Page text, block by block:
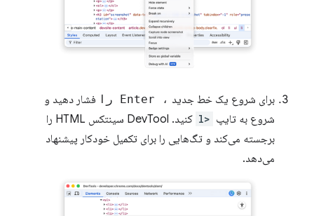
برای شروع یک خط جدید ، Enter را
فشار دهید و
شروع به تایپ <l
کنید. DevTool سینتکس HTML را
برجسته می‌کند و تگ‌هایی را برای تکمیل خودکار پیشنهاد
می‌دهد.